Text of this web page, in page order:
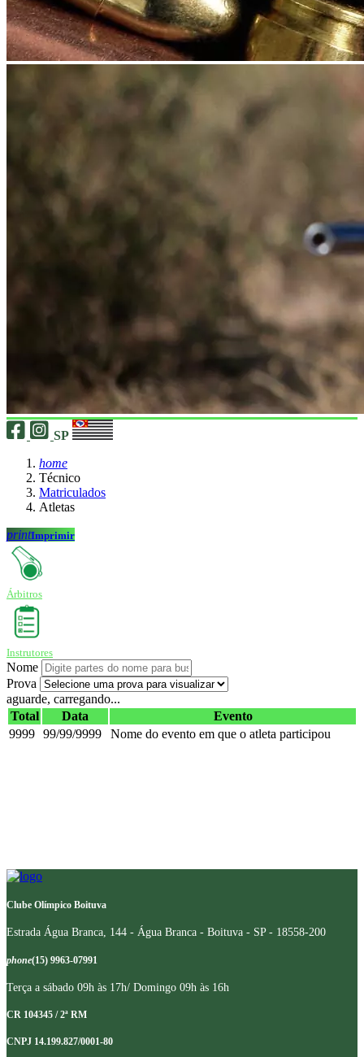
SP
home
Técnico
Matriculados
Atletas
printImprimir
Árbitros
Instrutores
Nome
Prova
aguarde, carregando...
Total
Data
Evento
9999 99/99/9999 Nome do evento em que o atleta participou
Clube Olímpico Boituva
Estrada Água Branca, 144 - Água Branca - Boituva - SP - 18558-200
phone(15) 9963-07991
Terça a sábado 09h às 17h/ Domingo 09h às 16h
CR 104345 / 2ª RM
CNPJ 14.199.827/0001-80